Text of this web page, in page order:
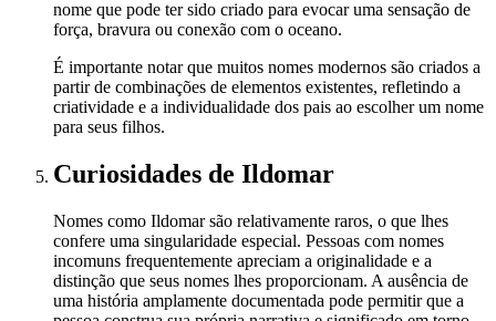
nome que pode ter sido criado para evocar uma sensação de
força, bravura ou conexão com o oceano.
É importante notar que muitos nomes modernos são criados a
partir de combinações de elementos existentes, refletindo a
criatividade e a individualidade dos pais ao escolher um nome
para seus filhos.
Curiosidades de Ildomar
Nomes como Ildomar são relativamente raros, o que lhes
confere uma singularidade especial. Pessoas com nomes
incomuns frequentemente apreciam a originalidade e a
distinção que seus nomes lhes proporcionam. A ausência de
uma história amplamente documentada pode permitir que a